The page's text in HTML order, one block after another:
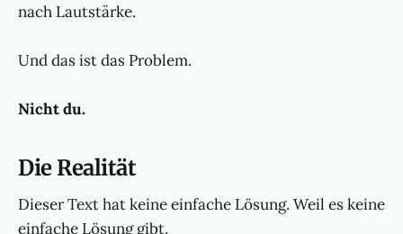
nach Lautstärke.
Und das ist das Problem.
Nicht du.
Die Realität
Dieser Text hat keine einfache Lösung. Weil es keine
einfache Lösung gibt.